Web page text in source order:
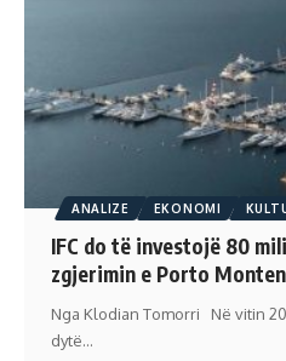
ANALIZE EKONOMI
IFC do të investojë 80
zgjerimin e Porto
Nga Klodian Tomorri Në vitin
dytë…